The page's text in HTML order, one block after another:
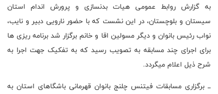
به گزارش روابط عمومی هیات بدنسازی و پرورش اندام استان
سیستان و بلوچستان، در این نشست که با حضور نارویی دبیر و نایب،
نواب رئیس بانوان و دیگر مسولین اقا و خانم برگزار شد برنامه ریزی ها
برای اجرای چند مسابقه به تصویب رسید که به تفکیک جهت اجرا به
شرح ذیل اعلام میگردد.
ــ برگزاری مسابقات فیتنس چلنج بانوان قهرمانی باشگاهای استان به